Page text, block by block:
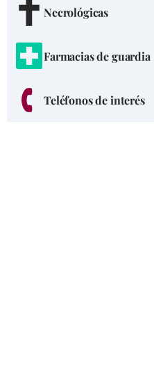
Necrológicas
Farmacias de guardia
Teléfonos de interés